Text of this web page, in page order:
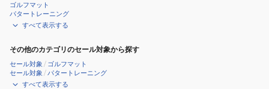
ゴルフマット
パタートレーニング
すべて表示する
その他のカテゴリのセール対象から探す
セール対象 / ゴルフマット
セール対象 /パタートレーニング
すべて表示する